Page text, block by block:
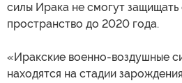
силы Ирака не смогут
пространство до 2020 года.
«Иракские военно-воздушные
находятся на стадии